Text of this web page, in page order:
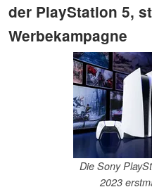
der PlayStation 5,
Werbekampagne
Die Sony
2023